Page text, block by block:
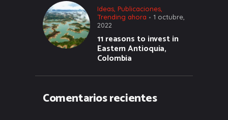
Ideas, Publicaciones,
Trending ahora
1 octubre,
2022
11 reasons to invest in
Eastern Antioquia,
Colombia
Comentarios recientes